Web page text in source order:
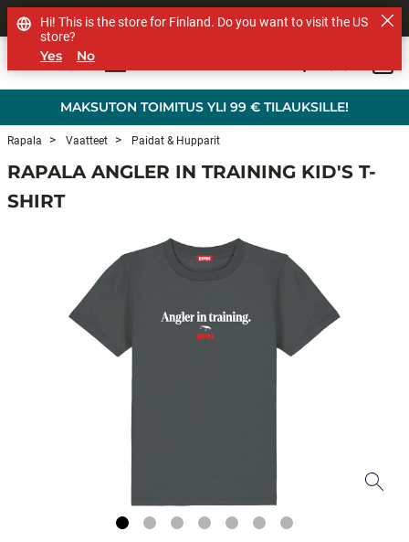
MAKSUTON TOIMITUS YLI 99 € TILAUKSILLE!
MUUT TUOTEMERKIT
Rapala Vaatteet Paidat & Hupparit
RAPALA ANGLER IN TRAINING KID'S T-
SHIRT
Hi! This is the store for Finland. Do you want to visit the US
store?
Yes No